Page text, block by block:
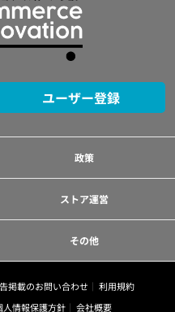
ユーザー登録
政策
ストア運営
その他
掲載のお問い合わせ
利用規約
人情報保護方針 会社概要